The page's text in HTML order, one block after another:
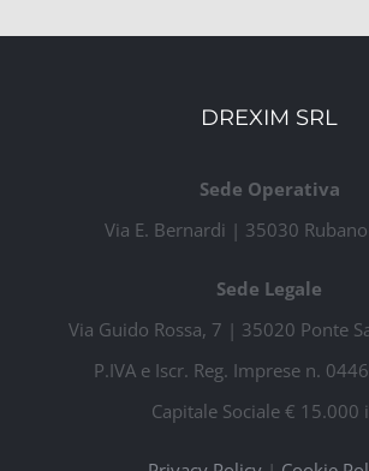
DREXIM SRL
Sede Operativa
Via E. Bernardi | 35030
Sede Legale
Via Guido Rossa, 7 | 35020 Ponte
P.IVA e Iscr. Reg. Imprese n.
Capitale Sociale € 15.000